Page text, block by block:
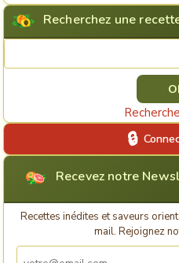
Recherchez une
Recevez notre
Recettes inédites et saveurs
mail. Rejoignez